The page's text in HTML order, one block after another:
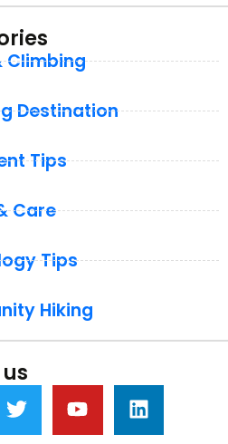
Climbing
Destination
Tips
Care
Tips
Hiking